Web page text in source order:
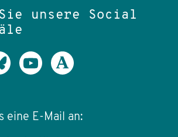
Sie unsere Social
eine E-Mail an: